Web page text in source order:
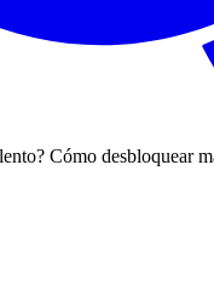
Cómo desbloquear